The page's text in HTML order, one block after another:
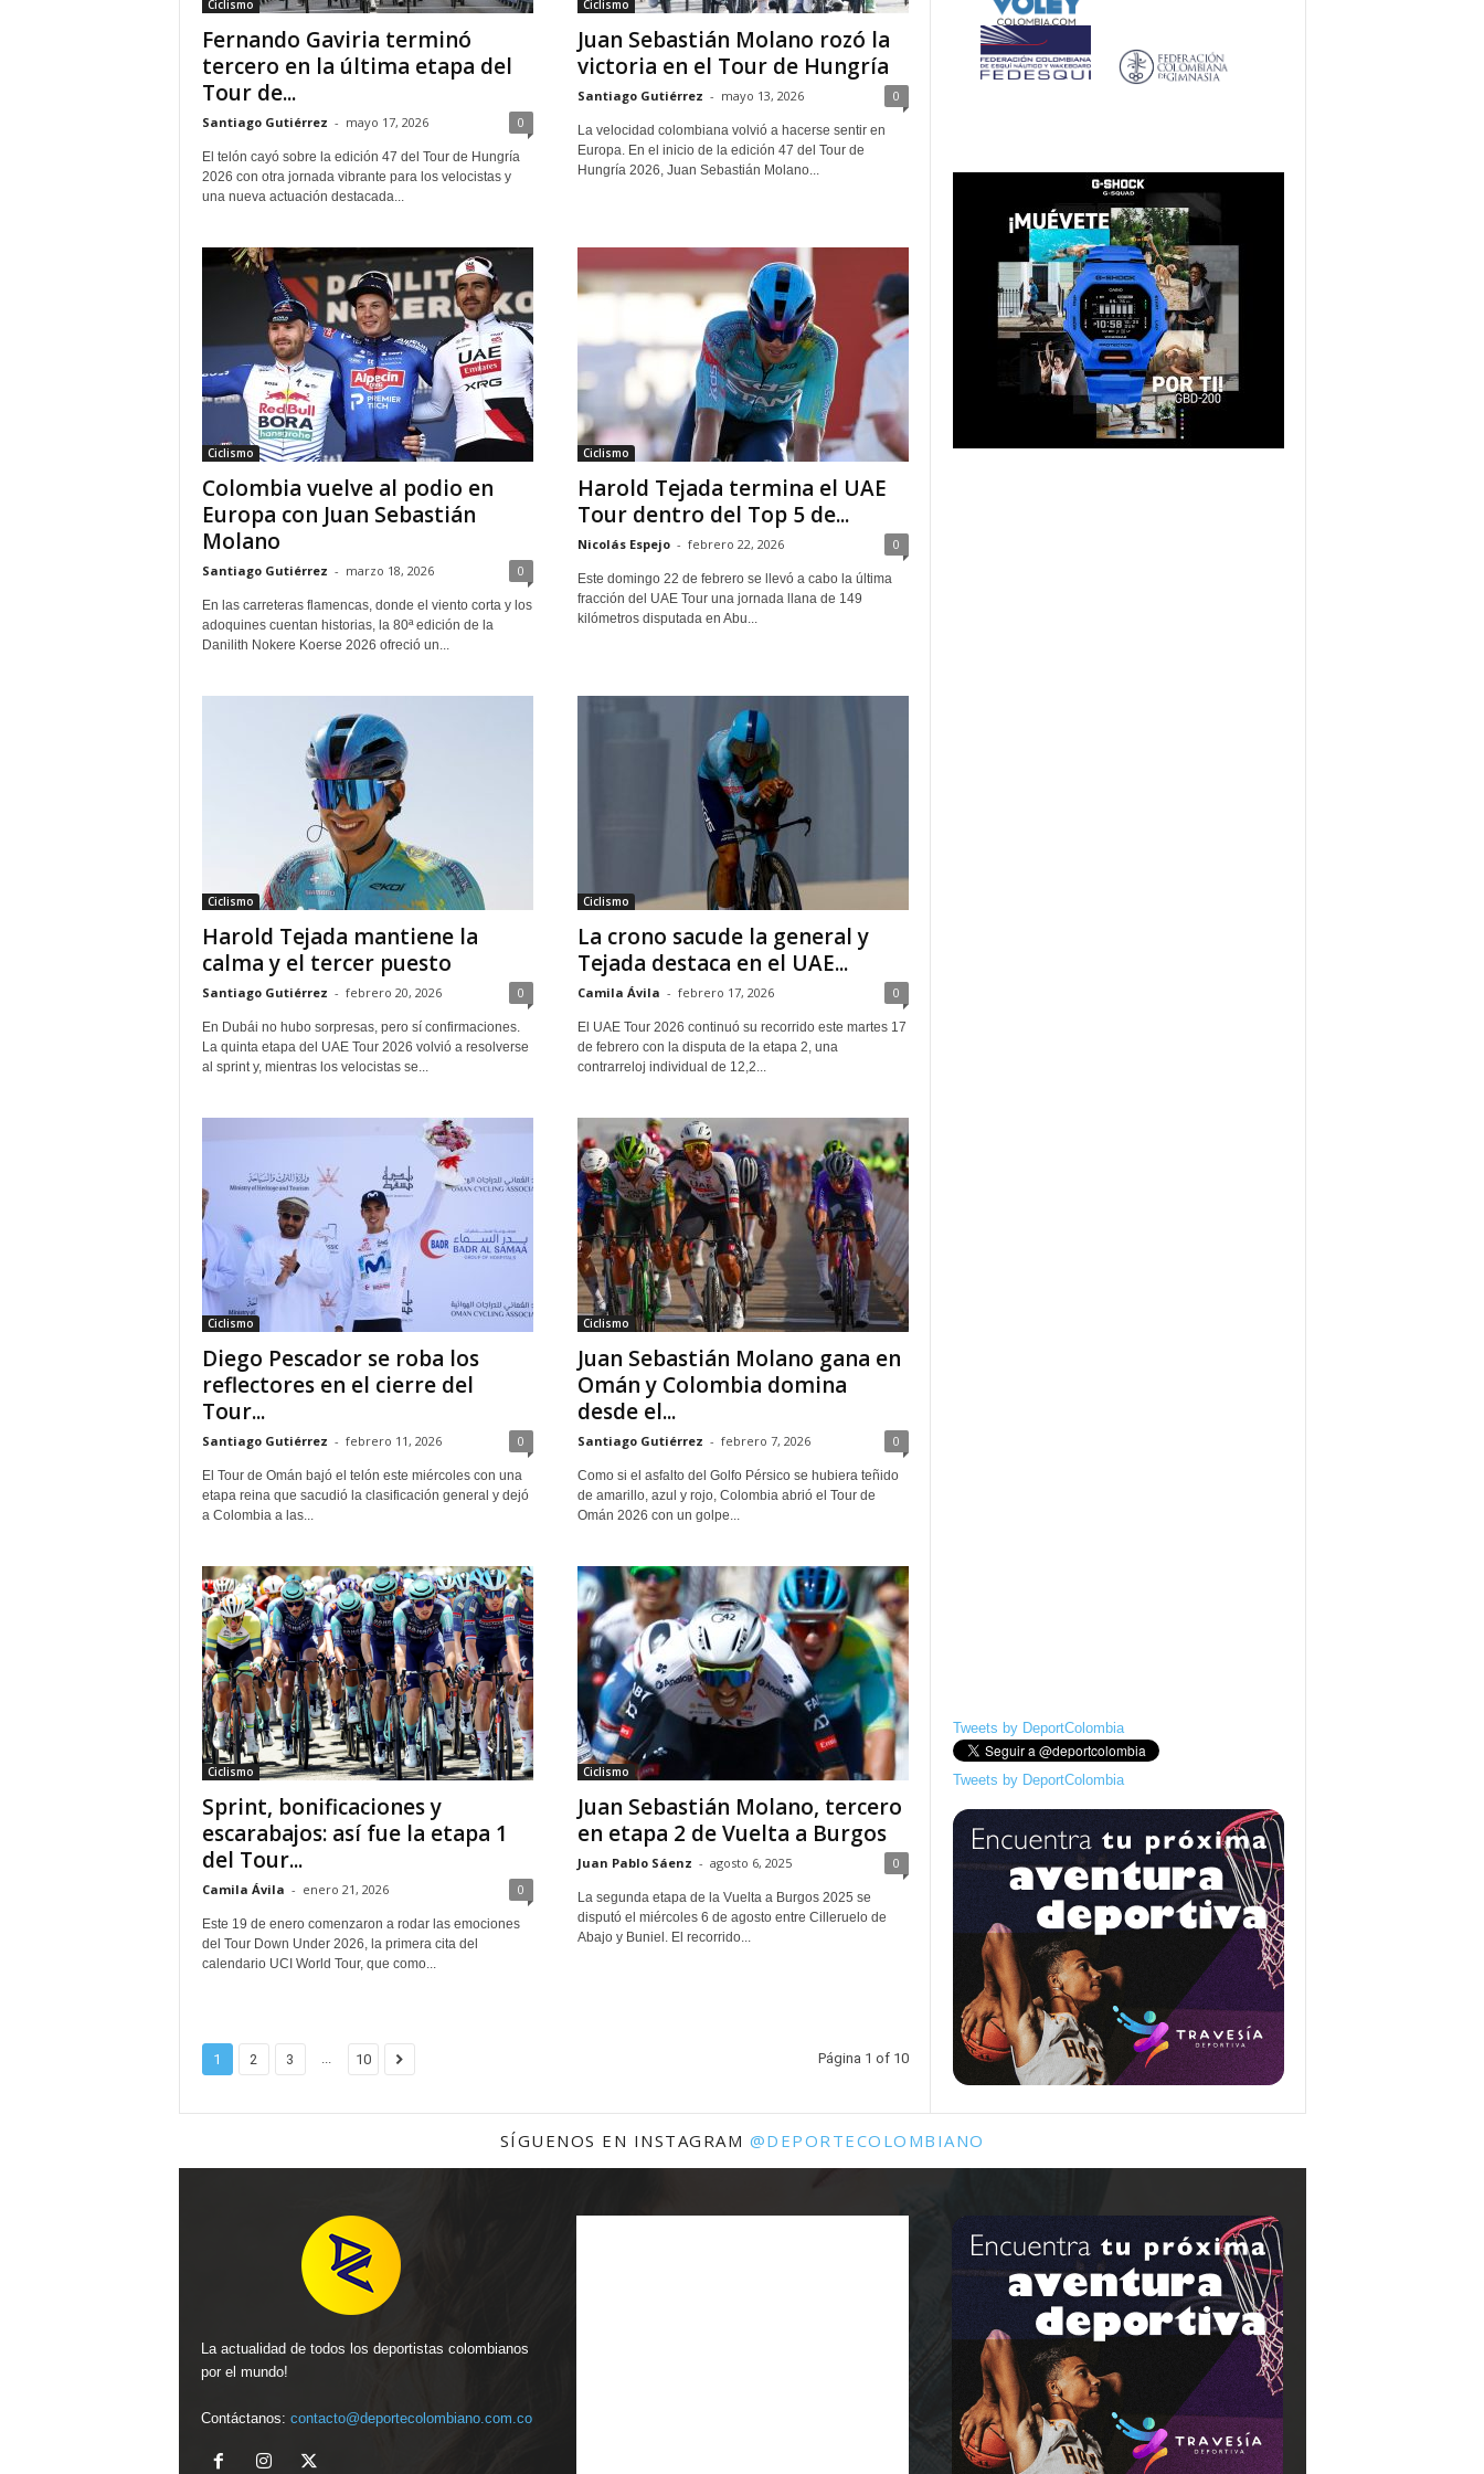
Ciclismo
Fernando Gaviria terminó
tercero en la última etapa del
Tour de...
Santiago Gutiérrez - mayo 17, 2026 0
El telón cayó sobre la edición 47 del Tour de Hungría
2026 con otra jornada vibrante para los velocistas y
una nueva actuación destacada...
Ciclismo
Juan Sebastián Molano rozó la
victoria en el Tour de Hungría
Santiago Gutiérrez - mayo 13, 2026 0
La velocidad colombiana volvió a hacerse sentir en
Europa. En el inicio de la edición 47 del Tour de
Hungría 2026, Juan Sebastián Molano...
Ciclismo
Colombia vuelve al podio en
Europa con Juan Sebastián
Molano
Santiago Gutiérrez - marzo 18, 2026 0
En las carreteras flamencas, donde el viento corta y los
adoquines cuentan historias, la 80ª edición de la
Danilith Nokere Koerse 2026 ofreció un...
Ciclismo
Harold Tejada termina el UAE
Tour dentro del Top 5 de...
Nicolás Espejo - febrero 22, 2026 0
Este domingo 22 de febrero se llevó a cabo la última
fracción del UAE Tour una jornada llana de 149
kilómetros disputada en Abu...
Ciclismo
Harold Tejada mantiene la
calma y el tercer puesto
Santiago Gutiérrez - febrero 20, 2026 0
En Dubái no hubo sorpresas, pero sí confirmaciones.
La quinta etapa del UAE Tour 2026 volvió a resolverse
al sprint y, mientras los velocistas se...
Ciclismo
La crono sacude la general y
Tejada destaca en el UAE...
Camila Ávila - febrero 17, 2026 0
El UAE Tour 2026 continuó su recorrido este martes 17
de febrero con la disputa de la etapa 2, una
contrarreloj individual de 12,2...
Ciclismo
Diego Pescador se roba los
reflectores en el cierre del
Tour...
Santiago Gutiérrez - febrero 11, 2026 0
El Tour de Omán bajó el telón este miércoles con una
etapa reina que sacudió la clasificación general y dejó
a Colombia a las...
Ciclismo
Juan Sebastián Molano gana en
Omán y Colombia domina
desde el...
Santiago Gutiérrez - febrero 7, 2026 0
Como si el asfalto del Golfo Pérsico se hubiera teñido
de amarillo, azul y rojo, Colombia abrió el Tour de
Omán 2026 con un golpe...
Ciclismo
Sprint, bonificaciones y
escarabajos: así fue la etapa 1
del Tour...
Camila Ávila - enero 21, 2026 0
Este 19 de enero comenzaron a rodar las emociones
del Tour Down Under 2026, la primera cita del
calendario UCI World Tour, que como...
Ciclismo
Juan Sebastián Molano, tercero
en etapa 2 de Vuelta a Burgos
Juan Pablo Sáenz - agosto 6, 2025 0
La segunda etapa de la Vuelta a Burgos 2025 se
disputó el miércoles 6 de agosto entre Cilleruelo de
Abajo y Buniel. El recorrido...
1 2 3 ... 10 Página 1 of 10
Tweets by DeportColombia
Tweets by DeportColombia
SÍGUENOS EN INSTAGRAM @DEPORTECOLOMBIANO
La actualidad de todos los deportistas colombianos
por el mundo!
Contáctanos: contacto@deportecolombiano.com.co